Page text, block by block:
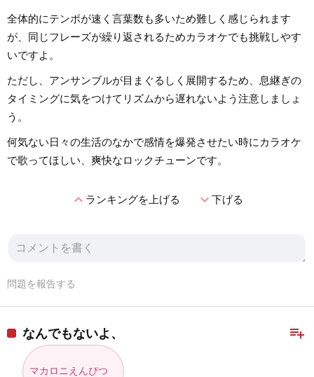
全体的にテンポが速く言葉数も多いため難しく感じられます
が、同じフレーズが繰り返されるためカラオケでも挑戦しやす
いですよ。
ただし、アンサンブルが目まぐるしく展開するため、息継ぎの
タイミングに気をつけてリズムから遅れないよう注意しましょ
う。
何気ない日々の生活のなかで感情を爆発させたい時にカラオケ
で歌ってほしい、爽快なロックチューンです。
expand_lessランキングを上げる expand_more下げる
問題を報告する
playlist_add
なんでもないよ、
マカロニえんぴつ